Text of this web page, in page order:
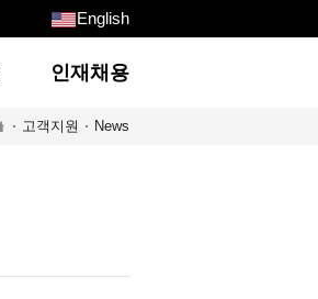
English
인재채용
고객지원 News